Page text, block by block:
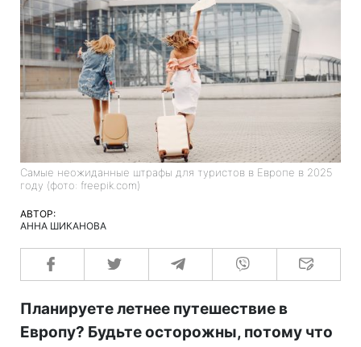
Самые неожиданные штрафы для туристов в Европе в 2025
году (фото: freepik.com)
АВТОР:
АННА ШИКАНОВА
Планируете летнее путешествие в
Европу? Будьте осторожны, потому что